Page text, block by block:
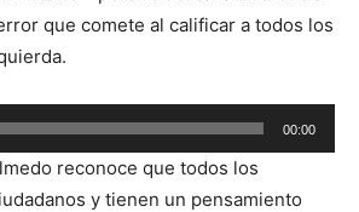
que comete al calificar a todos los
00:00
reconoce que todos los
y tienen un pensamiento